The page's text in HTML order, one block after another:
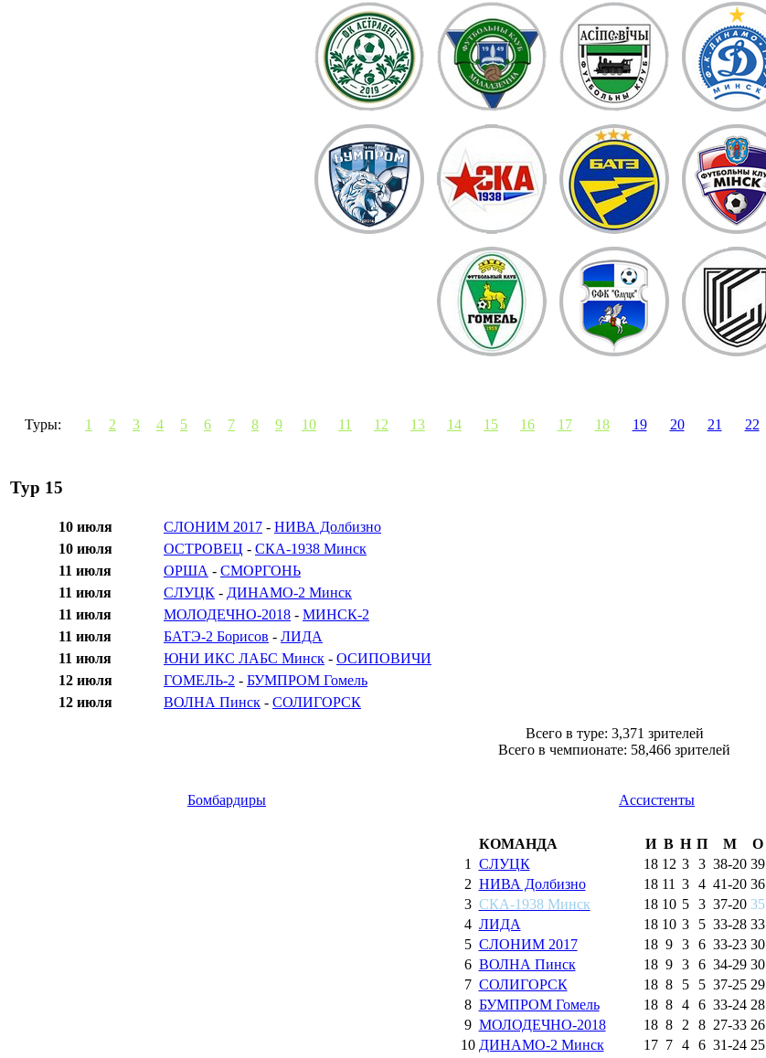
Туры: 1 2 3 4 5 6 7 8 9 10 11 12 13 14 15 16 17 18 19 20 21 22
Тур 15
10 июля СЛОНИМ 2017 - НИВА Долбизно
10 июля
ОСТРОВЕЦ - СКА-1938 Минск
11 июля
ОРША - СМОРГОНЬ
11 июля
СЛУЦК - ДИНАМО-2 Минск
11 июля
МОЛОДЕЧНО-2018 - МИНСК-2
11 июля
БАТЭ-2 Борисов - ЛИДА
11 июля
ЮНИ ИКС ЛАБС Минск - ОСИПОВИЧИ
12 июля
ГОМЕЛЬ-2 - БУМПРОМ Гомель
12 июля
ВОЛНА Пинск - СОЛИГОРСК
Всего в туре: 3,371 зрителей
Всего в чемпионате: 58,466 зрителей
Бомбардиры Ассистенты
КОМАНДА И В Н П М
О
1
СЛУЦК 18 12 3 3 38-20 39
2 НИВА Долбизно 18 11 3 4 41-20 36
3 СКА-1938 Минск 18 10 5 3 37-20 35
4 ЛИДА 18 10 3 5 33-28 33
5 СЛОНИМ 2017 18 9 3 6 33-23 30
6 ВОЛНА Пинск 18 9 3 6 34-29 30
7 СОЛИГОРСК 18 8 5 5 37-25 29
8 БУМПРОМ Гомель 18 8 4 6 33-24 28
9 МОЛОДЕЧНО-2018 18 8 2 8 27-33 26
10 ДИНАМО-2 Минск 17 7 4 6 31-24 25